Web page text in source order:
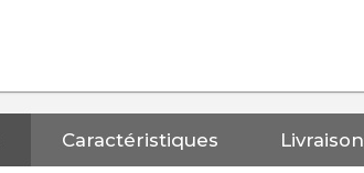
Caractéristiques Livraison